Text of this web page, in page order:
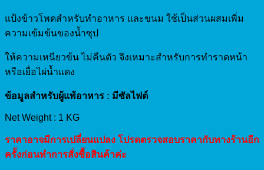
แป้งข้าวโพดสำหรับทำอาหาร และขนม ใช้เป็นส่วนผสมเพิ่ม
ความเข้มข้นของน้ำซุป
ให้ความเหนียวข้น ไม่คืนตัว จึงเหมาะสำหรับการทำราดหน้า
หรือเยื่อไผ่น้ำแดง
ข้อมูลสำหรับผู้แพ้อาหาร : มีซัลไฟต์
Net Weight : 1 KG
ราคาอาจมีการเปลี่ยนแปลง โปรดตรวจสอบราคากับทางร้านอีก
ครั้งก่อนทำการสั่งซื้อสินค้าค่ะ